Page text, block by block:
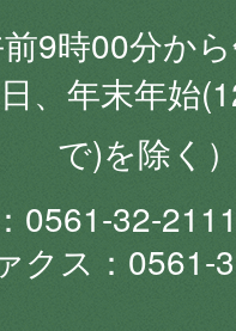
9時00分か
日、年末年始
で)を除く
0561-32-
クス
0561-